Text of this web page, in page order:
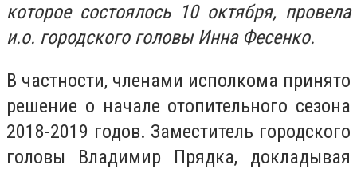
которое состоялось 10 октября, провела
и.о. городского головы Инна Фесенко.
В частности, членами исполкома принято
решение о начале отопительного сезона
2018-2019 годов. Заместитель городского
головы Владимир Прядка, докладывая